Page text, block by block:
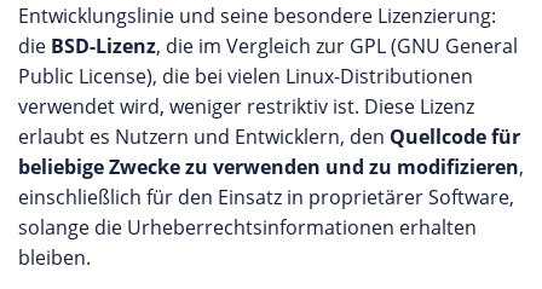
Entwicklungslinie und seine besondere Lizenzierung:
die BSD-Lizenz, die im Vergleich zur GPL (GNU General
Public License), die bei vielen Linux-Distributionen
verwendet wird, weniger restriktiv ist. Diese Lizenz
erlaubt es Nutzern und Entwicklern, den Quellcode für
beliebige Zwecke zu verwenden und zu modifizieren,
einschließlich für den Einsatz in proprietärer Software,
solange die Urheberrechtsinformationen erhalten
bleiben.